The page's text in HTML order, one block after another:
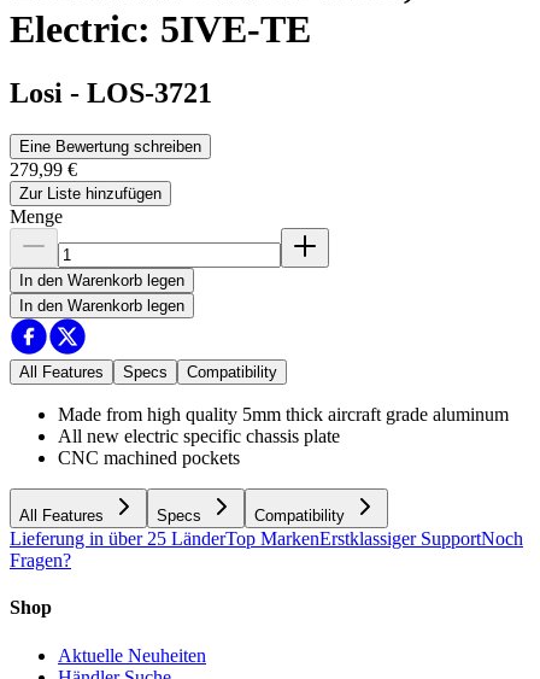
Electric: 5IVE-TE
Losi - LOS-3721
Eine Bewertung schreiben
279,99 €
Zur Liste hinzufügen
Menge
In den Warenkorb legen
In den Warenkorb legen
All Features Specs Compatibility
Made from high quality 5mm thick aircraft grade aluminum
All new electric specific chassis plate
CNC machined pockets
All Features Specs Compatibility
Lieferung in über 25 LänderTop MarkenErstklassiger SupportNoch
Fragen?
Shop
Aktuelle Neuheiten